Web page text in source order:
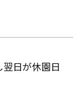
日が休園日